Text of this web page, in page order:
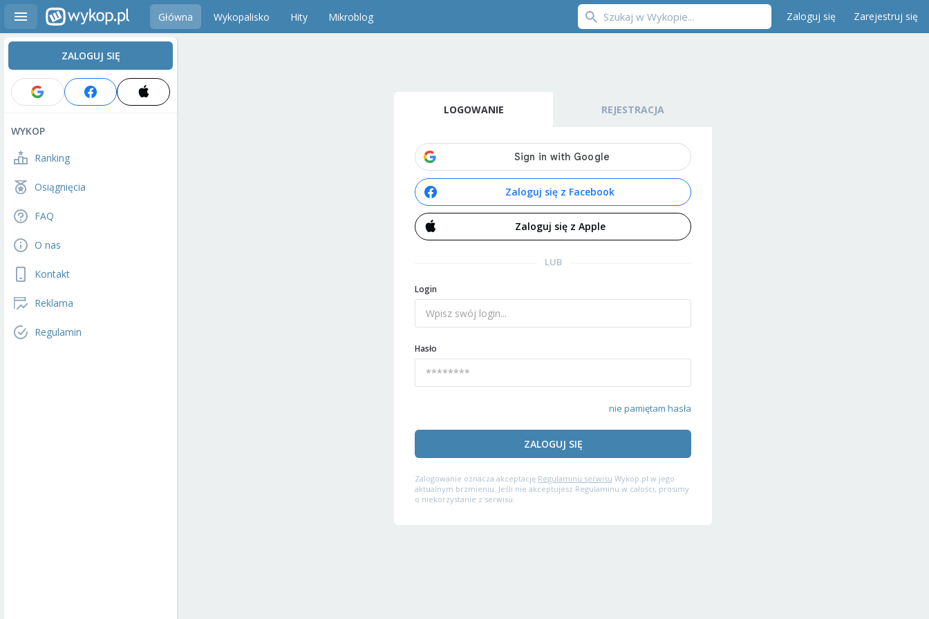
Główna Wykopalisko Hity Mikroblog Zaloguj się Zarejestruj się
ZALOGUJ SIĘ
WYKOP
Ranking
Osiągnięcia
FAQ
O nas
Kontakt
Reklama
Regulamin
LOGOWANIE REJESTRACJA
Zaloguj się z Facebook
Zaloguj się z Apple
LUB
Login
Hasło
nie pamiętam hasła
ZALOGUJ SIĘ
Zalogowanie oznacza akceptację Regulaminu serwisu Wykop.pl w jego
aktualnym brzmieniu. Jeśli nie akceptujesz Regulaminu w całości, prosimy
o niekorzystanie z serwisu.